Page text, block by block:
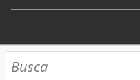
INÍCIO